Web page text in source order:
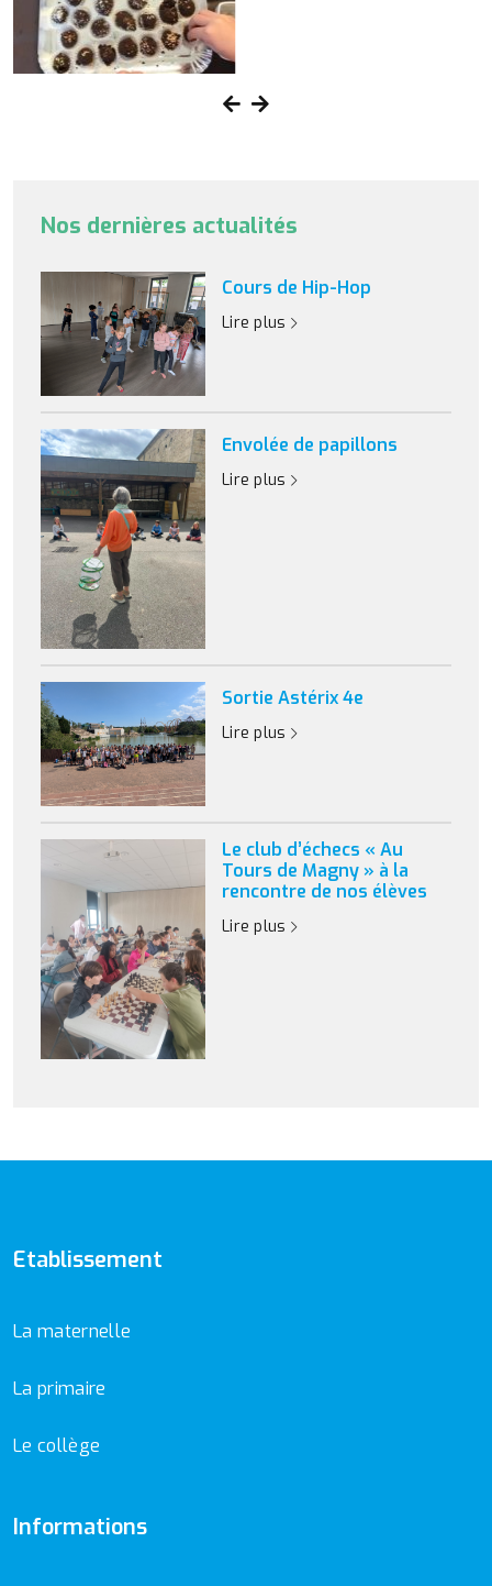
Nos dernières actualités
Cours de Hip-Hop
Lire plus
Envolée de papillons
Lire plus
Sortie Astérix 4e
Lire plus
Le club d’échecs « Au
Tours de Magny » à la
rencontre de nos élèves
Lire plus
Etablissement
La maternelle
La primaire
Le collège
Informations